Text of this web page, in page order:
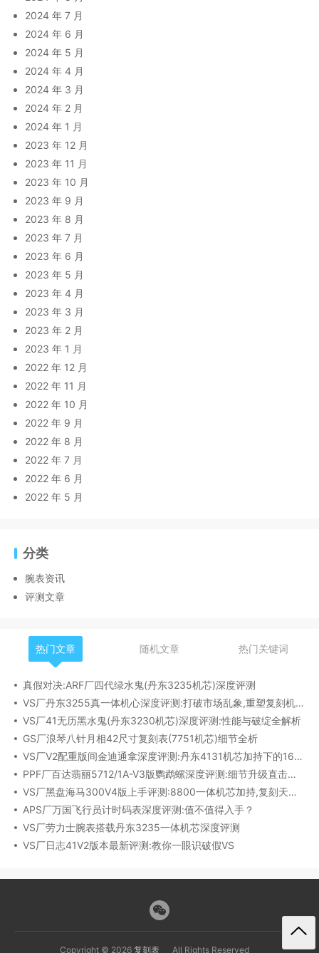
2024 年 7 月
2024 年 6 月
2024 年 5 月
2024 年 4 月
2024 年 3 月
2024 年 2 月
2024 年 1 月
2023 年 12 月
2023 年 11 月
2023 年 10 月
2023 年 9 月
2023 年 8 月
2023 年 7 月
2023 年 6 月
2023 年 5 月
2023 年 4 月
2023 年 3 月
2023 年 2 月
2023 年 1 月
2022 年 12 月
2022 年 11 月
2022 年 10 月
2022 年 9 月
2022 年 8 月
2022 年 7 月
2022 年 6 月
2022 年 5 月
分类
腕表资讯
评测文章
热门文章 随机文章 热门关键词
真假对决:ARF厂四代绿水鬼(丹东3235机芯)深度评测
VS厂丹东3255真一体机心深度评测:打破市场乱象,重塑复刻机芯新标杆​
VS厂41无历黑水鬼(丹东3230机芯)深度评测:性能与破绽全解析
GS厂浪琴八针月相42尺寸复刻表(7751机芯)细节全析
VS厂V2配重版间金迪通拿深度评测:丹东4131机芯加持下的165克精密之作​
PPF厂百达翡丽5712/1A-V3版鹦鹉螺深度评测:细节升级直击正品
VS厂黑盘海马300V4版上手评测:8800一体机芯加持,复刻天花板实至名归?
APS厂万国飞行员计时码表深度评测:值不值得入手？
VS厂劳力士腕表搭载丹东3235一体机芯深度评测
VS厂日志41V2版本最新评测:教你一眼识破假VS
Copyright © 2026 复刻表 All Rights Reserved